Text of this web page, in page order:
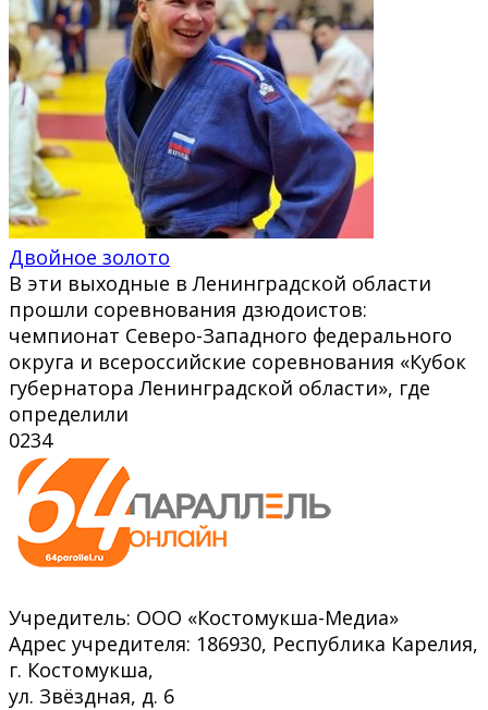
Двойное золото
В эти выходные в Ленинградской области
прошли соревнования дзюдоистов:
чемпионат Северо-Западного федерального
округа и всероссийские соревнования «Кубок
губернатора Ленинградской области», где
определили
0234
Учредитель: ООО «Костомукша-Медиа»
Адрес учредителя: 186930, Республика Карелия,
г. Костомукша,
ул. Звёздная, д. 6